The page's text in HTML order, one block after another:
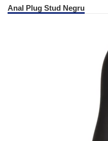
Anal Plug Stud Negru